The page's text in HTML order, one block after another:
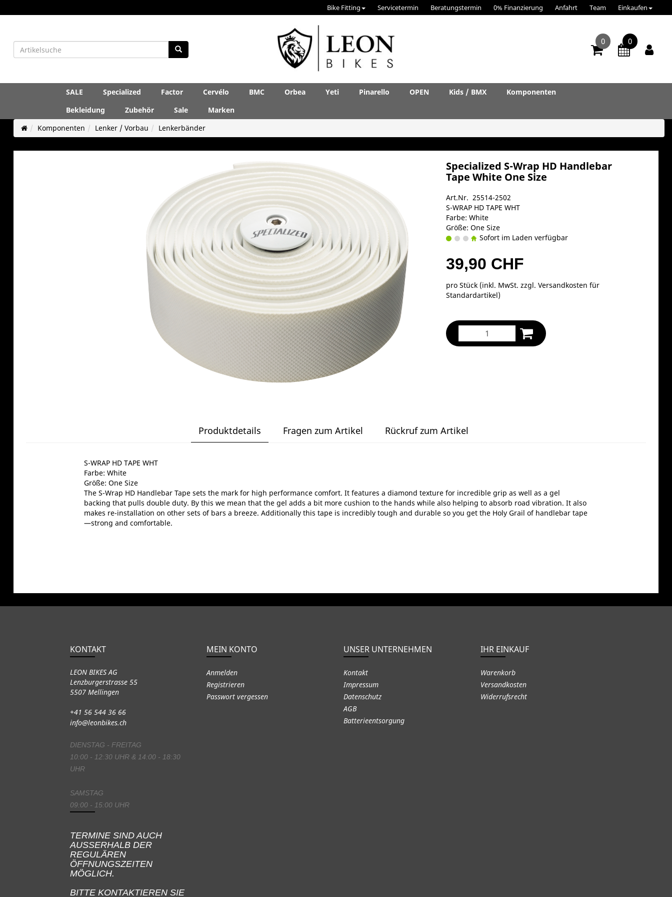
Bike Fitting Servicetermin Beratungstermin 0% Finanzierung Anfahrt Team Einkaufen
0 0
SALE Specialized Factor Cervélo BMC Orbea Yeti Pinarello OPEN Kids / BMX
Komponenten
Bekleidung
Zubehör Sale
Marken
Komponenten
Lenker / Vorbau Lenkerbänder
Specialized S-Wrap HD Handlebar
Tape White One Size
Art.Nr. 25514-2502
S-WRAP HD TAPE WHT
Farbe: White
Größe: One Size
Sofort im Laden verfügbar
39,90 CHF
pro Stück (inkl. MwSt. zzgl.Versandkosten für
Standardartikel)
Produktdetails Fragen zum Artikel Rückruf zum Artikel
S-WRAP HD TAPE WHT
Farbe: White
Größe: One Size
The S-Wrap HD Handlebar Tape sets the mark for high performance comfort. It features a diamond texture for incredible grip as well as a gel
backing that pulls double duty. By this we mean that the gel adds a bit more cushion to the hands while also helping to absorb road vibration. It also
makes re-installation on other sets of bars a breeze. Additionally this tape is incredibly tough and durable so you get the Holy Grail of handlebar tape
—strong and comfortable.
KONTAKT
LEON BIKES AG
Lenzburgerstrasse 55
5507 Mellingen
+41 56 544 36 66
info@leonbikes.ch
DIENSTAG - FREITAG
10:00 - 12:30 UHR & 14:00 - 18:30
UHR
SAMSTAG
09:00 - 15:00 UHR
TERMINE SIND AUCH
AUSSERHALB DER
REGULÄREN
ÖFFNUNGSZEITEN
MÖGLICH.
BITTE KONTAKTIEREN SIE
MEIN KONTO
Anmelden
Registrieren
Passwort vergessen
UNSER UNTERNEHMEN
Kontakt
Impressum
Datenschutz
AGB
Batterieentsorgung
IHR EINKAUF
Warenkorb
Versandkosten
Widerrufsrecht